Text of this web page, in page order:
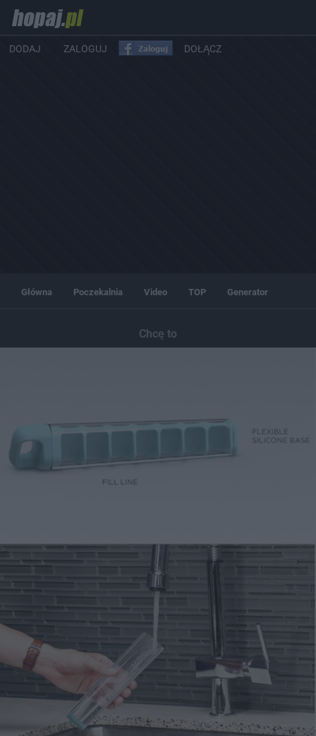
DODAJ ZALOGUJ DOŁĄCZ
Główna Poczekalnia Video TOP Generator
Chcę to